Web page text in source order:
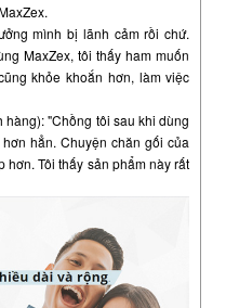
mình bị lãnh cảm rồi chứ.
MaxZex, tôi thấy ham muốn
khỏe khoắn hơn, làm việc
"Chồng tôi sau khi dùng
hẳn. Chuyện chăn gối của
Tôi thấy sản phẩm này rất